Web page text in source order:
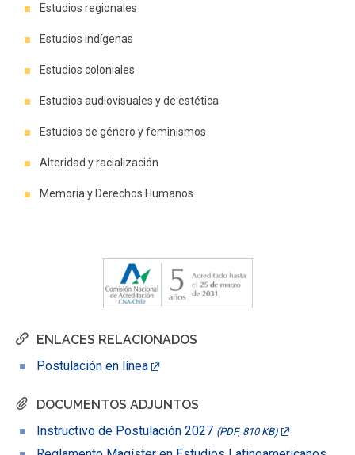
ENLACES RELACIONADOS
Postulación en línea
DOCUMENTOS ADJUNTOS
Instructivo de Postulación 2027 (PDF, 810 KB)
Estudios regionales
Estudios indígenas
Estudios coloniales
Estudios audiovisuales y de estética
Estudios de género y feminismos
Alteridad y racialización
Memoria y Derechos Humanos